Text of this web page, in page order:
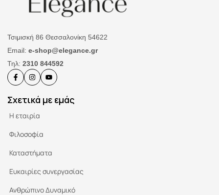
Τσιμισκή 86 Θεσσαλονίκη 54622
Email: e-shop@elegance.gr
Τηλ: 2310 844592
Σχετικά με εμάς
Η εταιρία
Φιλοσοφία
Καταστήματα
Ευκαιρίες συνεργασίας
Ανθρώπινο Δυναμικό